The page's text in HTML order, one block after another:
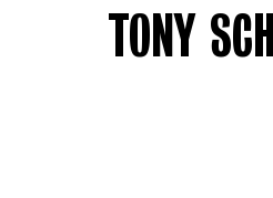
TONY